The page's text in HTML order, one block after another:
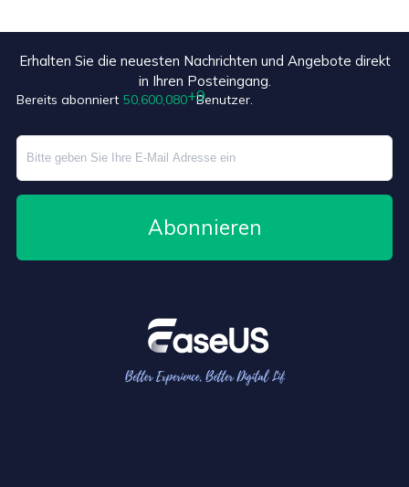
Erhalten Sie die neuesten Nachrichten und Angebote direkt
in Ihren Posteingang.
Bereits abonniert 50,600,080 Benutzer.
Abonnieren
+9